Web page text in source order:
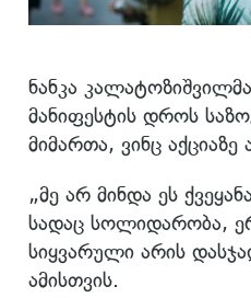
ნანკა
მანიფესტის დროს
მიმართა, ვინც
„მე არ მინდა ეს
სადაც სოლიდარობა,
სიყვარული არის
ამისთვის.